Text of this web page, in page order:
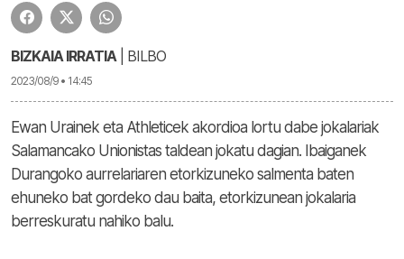
BIZKAIA IRRATIA | BILBO
2023/08/9 • 14:45
Ewan Urainek eta Athleticek akordioa lortu dabe jokalariak
Salamancako Unionistas taldean jokatu dagian. Ibaiganek
Durangoko aurrelariaren etorkizuneko salmenta baten
ehuneko bat gordeko dau baita, etorkizunean jokalaria
berreskuratu nahiko balu.